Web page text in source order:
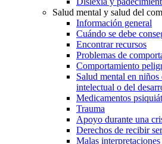
Salud mental y salud del
Información general
Cuándo se debe
Encontrar recursos
Problemas de
Comportamiento
Salud mental en niños
intelectual o del
Medicamentos
Trauma
Apoyo durante una
Derechos de recibir
Malas